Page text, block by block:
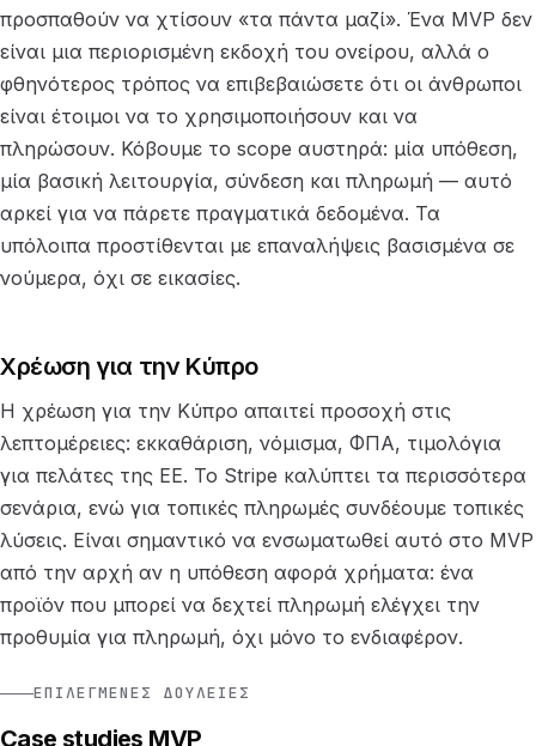
προσπαθούν να χτίσουν «τα πάντα μαζί». Ένα MVP δεν
είναι μια περιορισμένη εκδοχή του ονείρου, αλλά ο
φθηνότερος τρόπος να επιβεβαιώσετε ότι οι άνθρωποι
είναι έτοιμοι να το χρησιμοποιήσουν και να
πληρώσουν. Κόβουμε το scope αυστηρά: μία υπόθεση,
μία βασική λειτουργία, σύνδεση και πληρωμή — αυτό
αρκεί για να πάρετε πραγματικά δεδομένα. Τα
υπόλοιπα προστίθενται με επαναλήψεις βασισμένα σε
νούμερα, όχι σε εικασίες.
Χρέωση για την Κύπρο
Η χρέωση για την Κύπρο απαιτεί προσοχή στις
λεπτομέρειες: εκκαθάριση, νόμισμα, ΦΠΑ, τιμολόγια
για πελάτες της ΕΕ. Το Stripe καλύπτει τα περισσότερα
σενάρια, ενώ για τοπικές πληρωμές συνδέουμε τοπικές
λύσεις. Είναι σημαντικό να ενσωματωθεί αυτό στο MVP
από την αρχή αν η υπόθεση αφορά χρήματα: ένα
προϊόν που μπορεί να δεχτεί πληρωμή ελέγχει την
προθυμία για πληρωμή, όχι μόνο το ενδιαφέρον.
ΕΠΙΛΕΓΜΈΝΕΣ ΔΟΥΛΕΙΈΣ
Case studies MVP